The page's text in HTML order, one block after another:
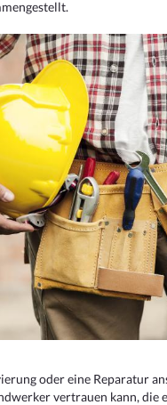
oder eine Reparatur
vertrauen kann, die